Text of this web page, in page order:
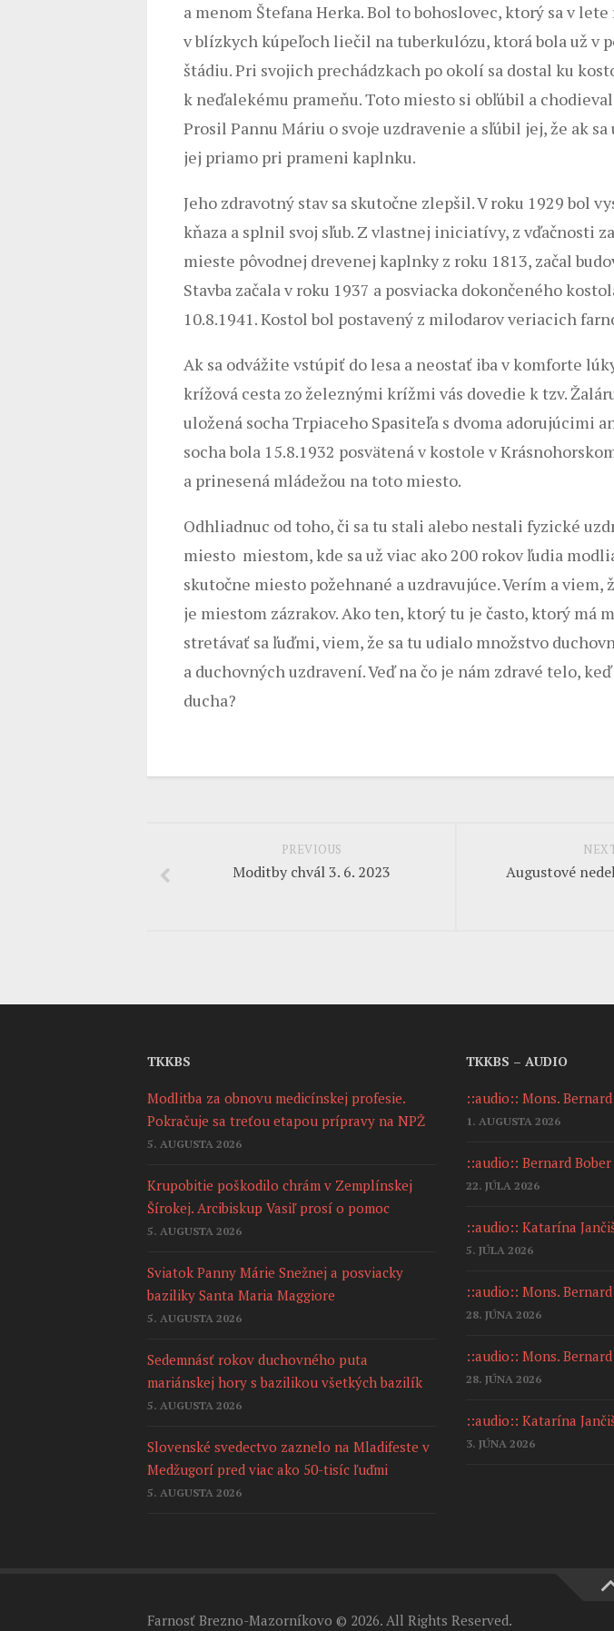
a menom Štefana Herka. Bol to bohoslovec, ktorý sa v lete
v blízkych kúpeľoch liečil na tuberkulózu, ktorá bola už v
štádiu. Pri svojich prechádzkach po okolí sa dostal ku
k neďalekému prameňu. Toto miesto si obľúbil a
Prosil Pannu Máriu o svoje uzdravenie a sľúbil jej, že ak
jej priamo pri prameni kaplnku.
Jeho zdravotný stav sa skutočne zlepšil. V roku 1929 bol
kňaza a splnil svoj sľub. Z vlastnej iniciatívy, z vďačnosti
mieste pôvodnej drevenej kaplnky z roku 1813, začal
Stavba začala v roku 1937 a posviacka dokončeného
10.8.1941. Kostol bol postavený z milodarov veriacich
Ak sa odvážite vstúpiť do lesa a neostať iba v komforte
krížová cesta zo železnými krížmi vás dovedie k tzv.
uložená socha Trpiaceho Spasiteľa s dvoma adorujúcimi
socha bola 15.8.1932 posvätená v kostole v
a prinesená mládežou na toto miesto.
Odhliadnuc od toho, či sa tu stali alebo nestali fyzické
miesto miestom, kde sa už viac ako 200 rokov ľudia
skutočne miesto požehnané a uzdravujúce. Verím a viem,
je miestom zázrakov. Ako ten, ktorý tu je často, ktorý má
stretávať sa ľuďmi, viem, že sa tu udialo množstvo
a duchovných uzdravení. Veď na čo je nám zdravé telo,
ducha?
Augustové
PREVIOUS
Moditby chvál 3. 6. 2023
TKKBS
Modlitba za obnovu medicínskej profesie.
Pokračuje sa treťou etapou prípravy na NPŽ
5. AUGUSTA 2026
Krupobitie poškodilo chrám v Zemplínskej
Šírokej. Arcibiskup Vasiľ prosí o pomoc
5. AUGUSTA 2026
Sviatok Panny Márie Snežnej a posviacky
baziliky Santa Maria Maggiore
5. AUGUSTA 2026
Sedemnásť rokov duchovného puta
mariánskej hory s bazilikou všetkých bazilík
5. AUGUSTA 2026
Slovenské svedectvo zaznelo na Mladifeste v
Medžugorí pred viac ako 50-tisíc ľuďmi
5. AUGUSTA 2026
TKKBS – AUDIO
::audio:: Mons.
1. AUGUSTA 2026
::audio:: Bernard Bober
22. JÚLA 2026
::audio:: Katarína
5. JÚLA 2026
::audio:: Mons.
28. JÚNA 2026
::audio:: Mons.
28. JÚNA 2026
::audio:: Katarína
3. JÚNA 2026
Farnosť Brezno-Mazorníkovo © 2026. All Rights Reserved.